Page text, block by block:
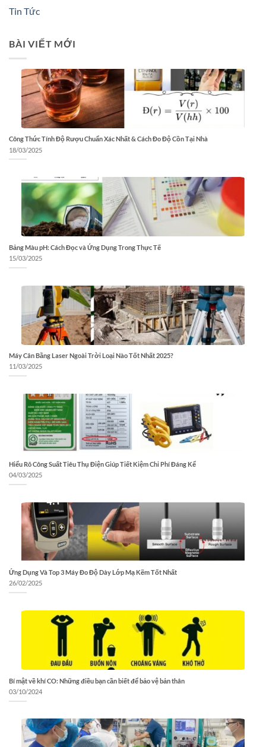
Tin Tức
BÀI VIẾT MỚI
Công Thức Tính Độ Rượu Chuẩn Xác Nhất & Cách Đo Độ Cồn Tại Nhà
18/03/2025
Bảng Màu pH: Cách Đọc và Ứng Dụng Trong Thực Tế
15/03/2025
Máy Cân Bằng Laser Ngoài Trời Loại Nào Tốt Nhất 2025?
11/03/2025
Hiểu Rõ Công Suất Tiêu Thụ Điện Giúp Tiết Kiệm Chi Phí Đáng Kể
04/03/2025
Ứng Dụng Và Top 3 Máy Đo Độ Dày Lớp Mạ Kẽm Tốt Nhất
26/02/2025
Bí mật về khí CO: Những điều bạn cần biết để bảo vệ bản thân
03/10/2024